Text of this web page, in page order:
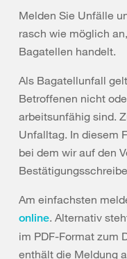
Melden Sie Unfälle
rasch wie möglich
Bagatellen handelt.
Als Bagatellunfall
Betroffenen nicht
arbeitsunfähig sind.
Unfalltag. In diesem
bei dem wir auf den
Am einfachsten
online. Alternativ
im PDF-Format zum
enthält die Meldung